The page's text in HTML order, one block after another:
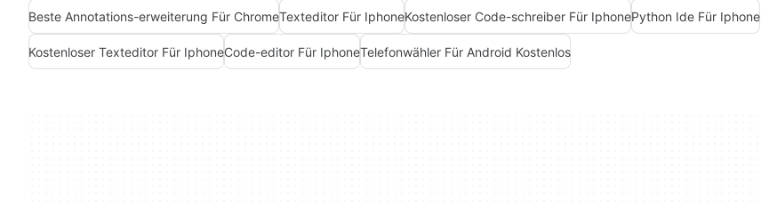
Beste Annotations-erweiterung Für ChromeTexteditor Für IphoneKostenloser Code-schreiber Für IphonePython Ide Für Iphone
Kostenloser Texteditor Für IphoneCode-editor Für IphoneTelefonwähler Für Android Kostenlos